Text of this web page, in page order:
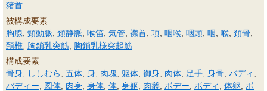
猪首
被構成要素
胸腺 頸動脈 頚静脈 喉笛 気管 襟首 項 咽喉 咽頭 咽 喉 頚骨
頚椎 胸鎖乳突筋 胸鎖乳様突起筋
構成要素
骨身
ししむら 五体 身 肉塊 躯体 御身 肉体 足手 身骨 バディ
バディー
図体 肉身 身体 体 身躯 肉叢 ボデー ボディ 体躯
ボ